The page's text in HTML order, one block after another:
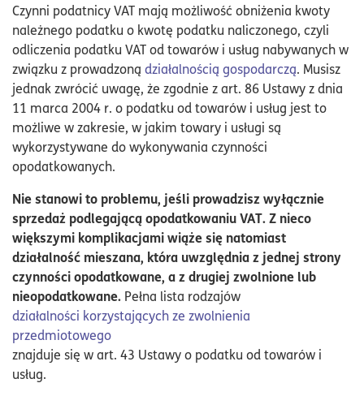
Czynni podatnicy VAT mają możliwość obniżenia kwoty
należnego podatku o kwotę podatku naliczonego, czyli
odliczenia podatku VAT od towarów i usług nabywanych w
związku z prowadzoną działalnością gospodarczą. Musisz
jednak zwrócić uwagę, że zgodnie z art. 86 Ustawy z dnia
11 marca 2004 r. o podatku od towarów i usług jest to
możliwe w zakresie, w jakim towary i usługi są
wykorzystywane do wykonywania czynności
opodatkowanych.
Nie stanowi to problemu, jeśli prowadzisz wyłącznie
sprzedaż podlegającą opodatkowaniu VAT. Z nieco
większymi komplikacjami wiąże się natomiast
działalność mieszana, która uwzględnia z jednej strony
czynności opodatkowane, a z drugiej zwolnione lub
nieopodatkowane. Pełna lista rodzajów
działalności korzystających ze zwolnienia
przedmiotowego
znajduje się w art. 43 Ustawy o podatku od towarów i
usług.